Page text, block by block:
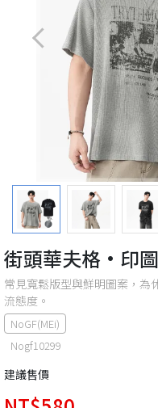
街頭華夫格·印
常見寬鬆版型與鮮明圖案，為
流態度。
NoGF(MEi)
Nogf10299
建議售價